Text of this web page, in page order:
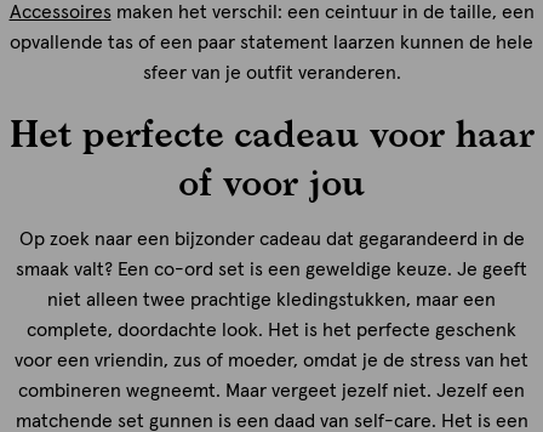
Accessoiresmaken het verschil: een ceintuur in de taille, een
opvallende tas of een paar statement laarzen kunnen de hele
sfeer van je outfit veranderen.
Het perfecte cadeau voor haar
of voor jou
Op zoek naar een bijzonder cadeau dat gegarandeerd in de
smaak valt? Een co-ord set is een geweldige keuze. Je geeft
niet alleen twee prachtige kledingstukken, maar een
complete, doordachte look. Het is het perfecte geschenk
voor een vriendin, zus of moeder, omdat je de stress van het
combineren wegneemt. Maar vergeet jezelf niet. Jezelf een
matchende set gunnen is een daad van self-care. Het is een